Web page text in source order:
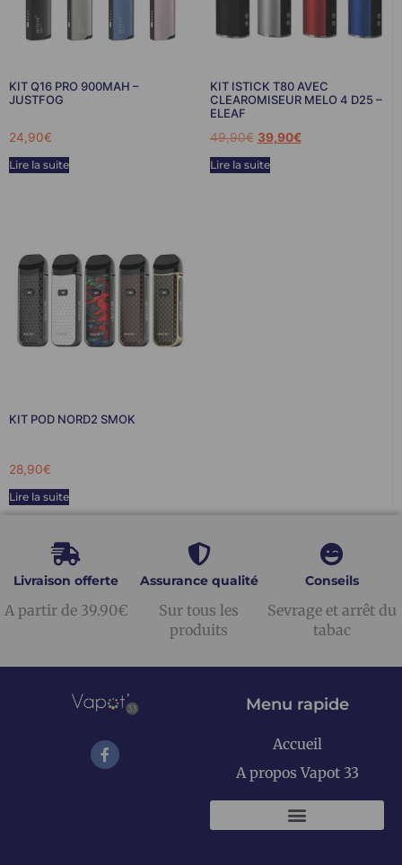
KIT Q16 PRO 900MAH –
JUSTFOG
24,90€
Lire la suite
KIT ISTICK T80 AVEC
CLEAROMISEUR MELO 4 D25 –
ELEAF
49,90€ 39,90€
Lire la suite
KIT POD NORD2 SMOK
28,90€
Lire la suite
Livraison offerte
A partir de 39.90€
Assurance qualité
Sur tous les
produits
Conseils
Sevrage et arrêt du
tabac
Menu rapide
Accueil
A propos Vapot 33